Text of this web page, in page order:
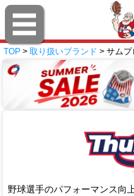
TOP > 取り扱いブランド > サムプ
野球選手のパフォーマンス向